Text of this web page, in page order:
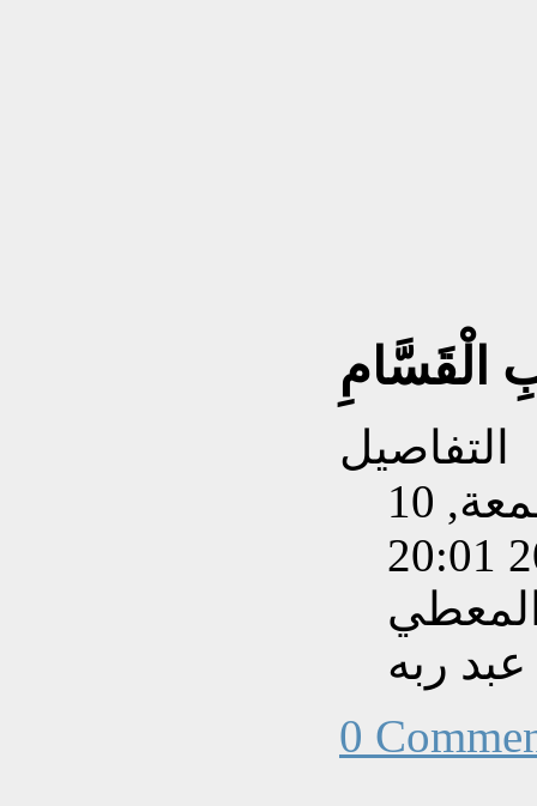
الْقَسَّامِ
التفاصيل
تم إنشاءه بتاريخ الجمعة, 10
ربه
0